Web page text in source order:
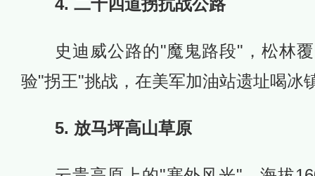
4. 二十四道拐抗战公路
史迪威公路的"魔鬼路段"，松林
验"拐王"挑战，在美军加油站遗址喝冰
5. 放马坪高山草原